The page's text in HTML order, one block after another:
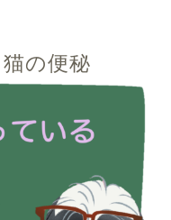
の便秘